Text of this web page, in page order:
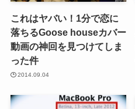
これはヤバい！1分で恋に
落ちるGoose houseカバー
動画の神回を見つけてしま
った件
2014.09.04